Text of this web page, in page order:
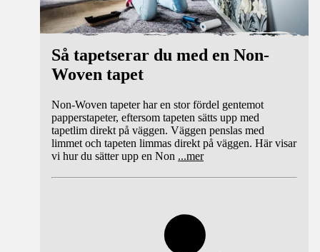
Så tapetserar du med en Non-
Woven tapet
Non-Woven tapeter har en stor fördel gentemot
papperstapeter, eftersom tapeten sätts upp med
tapetlim direkt på väggen. Väggen penslas med
limmet och tapeten limmas direkt på väggen. Här visar
vi hur du sätter upp en Non ...mer